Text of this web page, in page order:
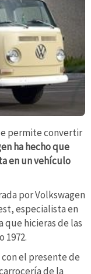
permite convertir
ha hecho que
en un vehículo
por Volkswagen
especialista en
hicieras de las
1972.
el presente de
de la